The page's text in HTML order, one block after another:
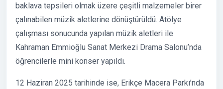
baklava tepsileri olmak üzere çeşitli malzemeler birer
çalınabilen müzik aletlerine dönüştürüldü. Atölye
çalışması sonucunda yapılan müzik aletleri ile
Kahraman Emmioğlu Sanat Merkezi Drama Salonu’nda
öğrencilerle mini konser yapıldı.
12 Haziran 2025 tarihinde ise, Erikçe Macera Parkı’nda